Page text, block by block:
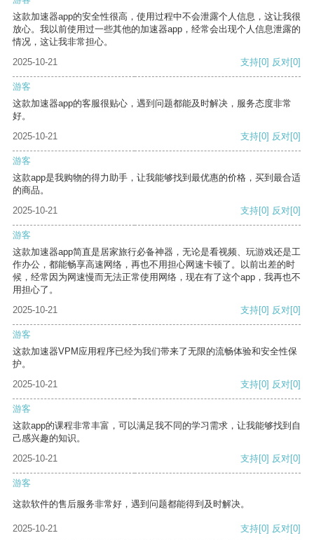
这款加速器app的安全性很高，使用过程中不会泄露个人信息，这让我很
放心。我以前使用过一些其他的加速器app，经常会出现个人信息泄露的
情况，这让我非常担心。
2025-10-21
支持[0] 反对[0]
游客
这款加速器app的客服很贴心，遇到问题都能及时解决，服务态度非常
好。
2025-10-21
支持[0] 反对[0]
游客
这款app是我购物的得力助手，让我能够找到最优惠的价格，买到最合适
的商品。
2025-10-21
支持[0] 反对[0]
游客
这款加速器app简直是居家旅行必备神器，无论是看视频、玩游戏还是工
作办公，都能畅享高速网络，再也不用担心网速卡顿了。以前出差的时
候，经常因为网速慢而无法正常使用网络，现在有了这个app，我再也不
用担心了。
2025-10-21
支持[0] 反对[0]
游客
这款加速器VPM应用程序已经为我们带来了无限的流畅体验和安全性保
护。
2025-10-21
支持[0] 反对[0]
游客
这款app的课程非常丰富，可以满足我不同的学习需求，让我能够找到自
己感兴趣的知识。
2025-10-21
支持[0] 反对[0]
游客
这款软件的售后服务非常好，遇到问题都能得到及时解决。
2025-10-21 支持[0] 反对[0]